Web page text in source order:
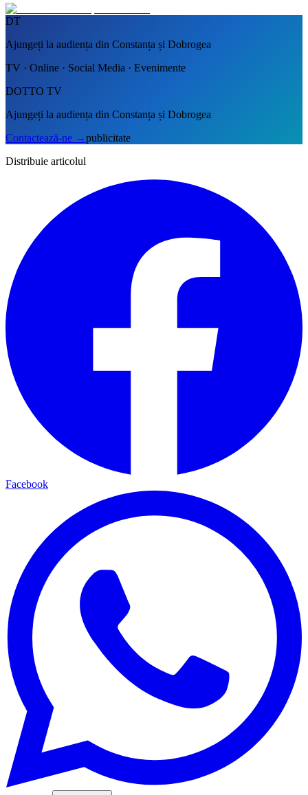
DT
Ajungeți la audiența din Constanța și Dobrogea
TV · Online · Social Media · Evenimente
DOTTO TV
Ajungeți la audiența din Constanța și Dobrogea
Contactează-ne →publicitate
Distribuie articolul
Facebook